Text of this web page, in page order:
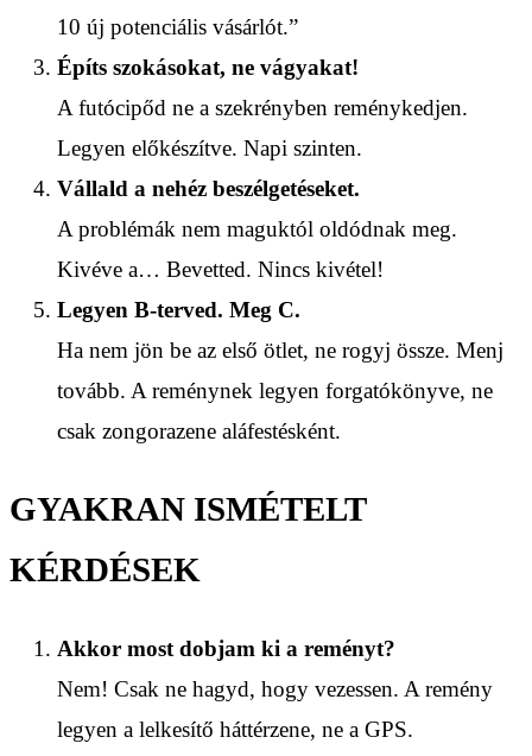
10 új potenciális vásárlót.”
Építs szokásokat, ne vágyakat!
A futócipőd ne a szekrényben reménykedjen.
Legyen előkészítve. Napi szinten.
Vállald a nehéz beszélgetéseket.
A problémák nem maguktól oldódnak meg.
Kivéve a… Bevetted. Nincs kivétel!
Legyen B-terved. Meg C.
Ha nem jön be az első ötlet, ne rogyj össze. Menj
tovább. A reménynek legyen forgatókönyve, ne
csak zongorazene aláfestésként.
GYAKRAN ISMÉTELT
KÉRDÉSEK
Akkor most dobjam ki a reményt?
Nem! Csak ne hagyd, hogy vezessen. A remény
legyen a lelkesítő háttérzene, ne a GPS.